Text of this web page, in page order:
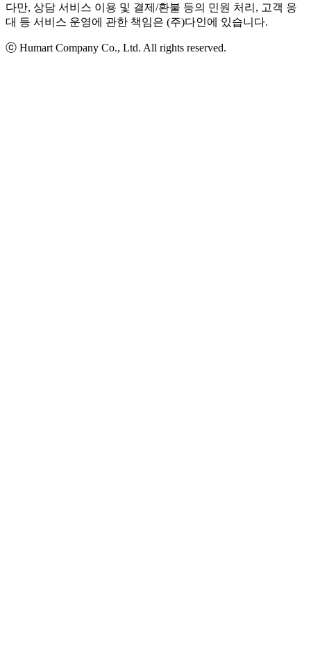
다만, 상담 서비스 이용 및 결제/환불 등의 민원 처리, 고객 응
대 등 서비스 운영에 관한 책임은 (주)다인에 있습니다.
ⓒ Humart Company Co., Ltd. All rights reserved.